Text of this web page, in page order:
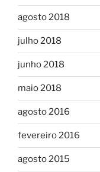
agosto 2018
julho 2018
junho 2018
maio 2018
agosto 2016
fevereiro 2016
agosto 2015